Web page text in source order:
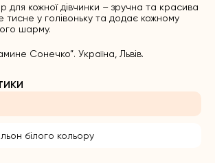
для кожної дівчинки – зручна та красива
тисне у голівоньку та додає кожному
шарму.
Сонечко”. Україна, Львів.
білого кольору